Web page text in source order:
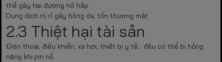
thể gây hại đường hô hấp.
Dung dịch rò rỉ gây bỏng da, tổn thương mắt.
2.3 Thiệt hại tài sản
Điện thoại, điều khiển, xe hơi, thiết bị y tế… đều có thể bị hỏng
nặng khi pin nổ.